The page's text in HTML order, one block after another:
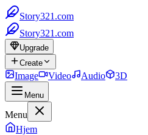
Story321.com
Story321.com
Upgrade
Create
Image Video Audio 3D
Menu
Menu
Hjem